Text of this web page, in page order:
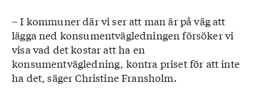
– I kommuner där vi ser att man är på väg att
lägga ned konsumentvägledningen försöker vi
visa vad det kostar att ha en
konsumentvägledning, kontra priset för att inte
ha det, säger Christine Fransholm.